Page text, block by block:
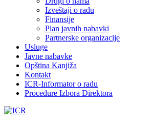
Izveštaji o radu
Finansije
Plan javnih nabavki
Partnerske organizacije
Usluge
Javne nabavke
Opština Kanjiža
Kontakt
ICR-Informator o radu
Procedure Izbora Direktora